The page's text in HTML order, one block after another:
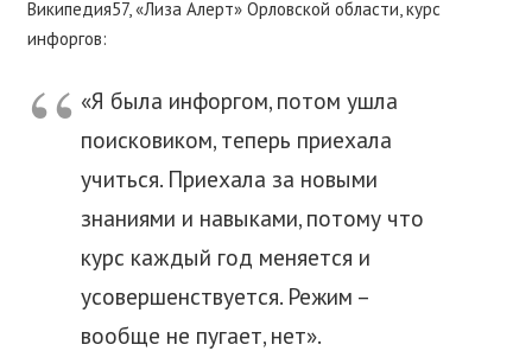
Википедия57, «Лиза Алерт» Орловской области, курс
инфоргов:
«Я была инфоргом, потом ушла
поисковиком, теперь приехала
учиться. Приехала за новыми
знаниями и навыками, потому что
курс каждый год меняется и
усовершенствуется. Режим –
вообще не пугает, нет».